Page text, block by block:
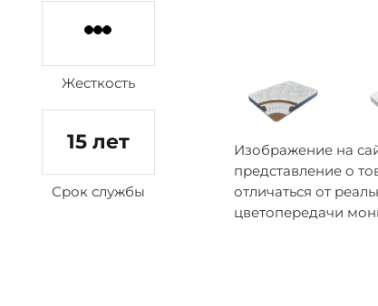
Жесткость
15 лет
Срок службы
Изображение на
представление о
отличаться от
цветопередачи